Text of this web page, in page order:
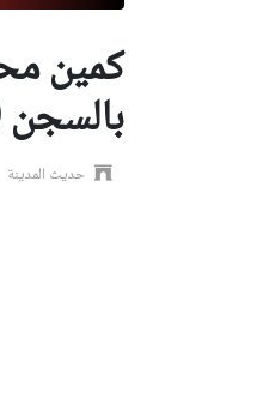
كمين
بالسجن 20 عاماً
حديث المدينة